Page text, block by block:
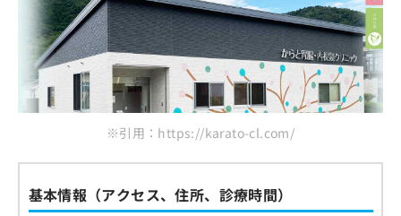
※引用：https://karato-cl.com/
基本情報（アクセス、住所、診療時間）